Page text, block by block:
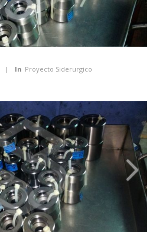
In Proyecto Siderurgico